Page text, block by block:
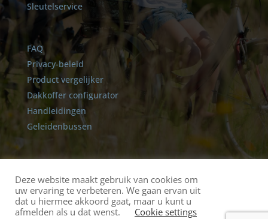
Sleutelservice
FAQ
Privacy-beleid
Product vergelijker
Dakkoffer configurator
Handleidingen
Geleidenbussen
Deze website maakt gebruik van cookies om
uw ervaring te verbeteren. We gaan ervan uit
dat u hiermee akkoord gaat, maar u kunt u
afmelden als u dat wenst.
Cookie settings